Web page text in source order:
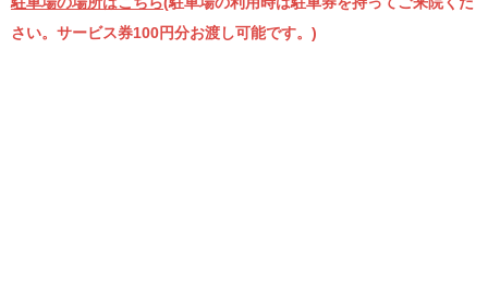
さい。サービス券100円分お渡し可能です。)